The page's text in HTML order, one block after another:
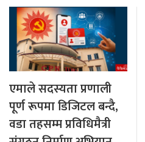
एमाले सदस्यता प्रणाली
पूर्ण रूपमा डिजिटल बन्दै,
वडा तहसम्म प्रविधिमैत्री